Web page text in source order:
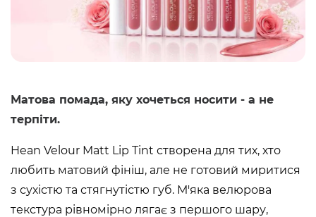
Матова помада, яку хочеться носити - а не
терпіти.
Hean Velour Matt Lip Tint створена для тих, хто
любить матовий фініш, але не готовий миритися
з сухістю та стягнутістю губ. М'яка велюрова
текстура рівномірно лягає з першого шару,